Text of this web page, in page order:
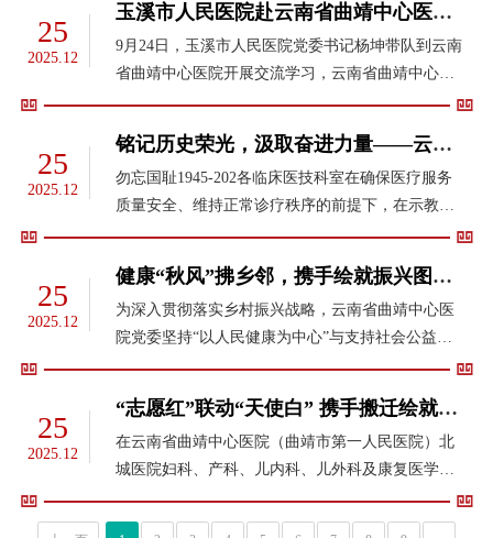
同志。解纪庐，女，1937年3月生于江...
25
2025.12
玉溪市人民医院赴云南省曲靖中心医院开展交流学习 共探发展新路径
9月24日，玉溪市人民医院党委书记杨坤带队到云南
省曲靖中心医院开展交流学习，云南省曲靖中心医
院党委副书记徐武智、纪委书记张爱民及相关职能
院发展历程、学科建设、人才梯队...
25
2025.12
铭记历史荣光，汲取奋进力量——云南省曲靖中心医院党员干部职工收听收看纪念中国人民抗日战争暨世界反法西斯战争胜利80周年大会
勿忘国耻1945-202各临床医技科室在确保医疗服务
质量安全、维持正常诊疗秩序的前提下，在示教
室、住院病房区域组织党员干部职工、医患同步收
省曲靖中心医院党员干部职工深受教...
25
2025.12
健康“秋风”拂乡邻，携手绘就振兴图——云南省曲靖中心医院党委开展“金秋助学递温暖，优质医疗走基层”系列活动
为深入贯彻落实乡村振兴战略，云南省曲靖中心医
院党委坚持“以人民健康为中心”与支持社会公益紧
密结合，充分发挥党建引领作用，8月至9月组织开
积极为乡村群众与学子办实事，将...
25
2025.12
“志愿红”联动“天使白” 携手搬迁绘就健康新图景
在云南省曲靖中心医院（曲靖市第一人民医院）北
城医院妇科、产科、儿内科、儿外科及康复医学科
启动搬迁至曲靖区域医疗中心以来，在医院党委的
统一领导和安排下，一支由机关职能部门党员志愿